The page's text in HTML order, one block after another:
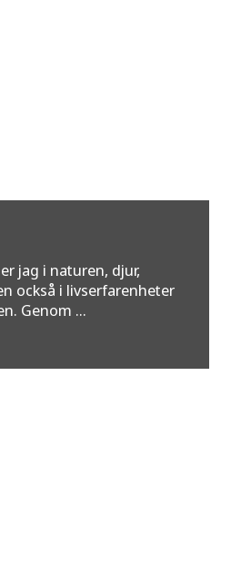
jag i naturen, djur,
också i livserfarenheter
Genom ...